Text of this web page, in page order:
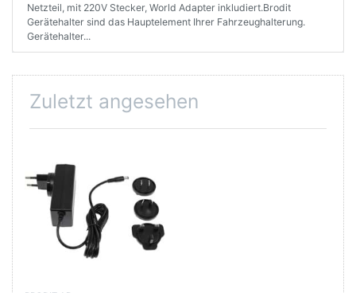
Netzteil, mit 220V Stecker, World Adapter inkludiert.Brodit
Gerätehalter sind das Hauptelement Ihrer Fahrzeughalterung.
Gerätehalter...
Zuletzt angesehen